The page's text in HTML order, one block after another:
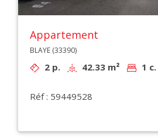
Appartement
BLAYE (33390)
2 p. 42.33 m² 1 c.
Réf : 59449528